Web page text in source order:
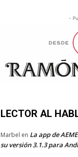
-
LECTOR AL
Marbel en La app de
su versión 3.1.3 para